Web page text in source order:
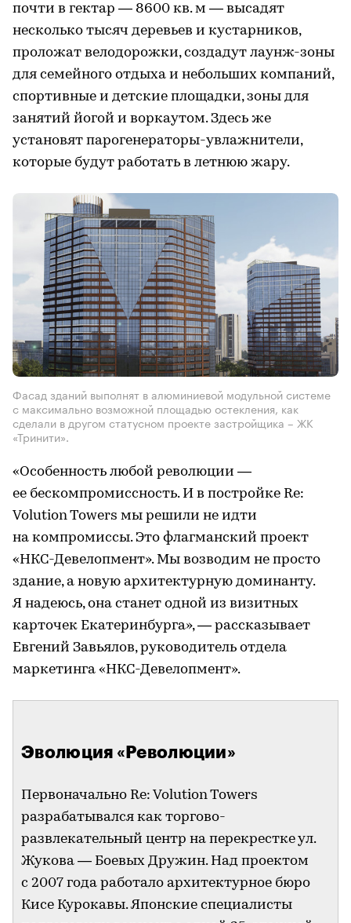
почти в гектар — 8600 кв. м — высадят
несколько тысяч деревьев и кустарников,
проложат велодорожки, создадут лаунж-зоны
для семейного отдыха и небольших компаний,
спортивные и детские площадки, зоны для
занятий йогой и воркаутом. Здесь же
установят парогенераторы-увлажнители,
которые будут работать в летнюю жару.
Фасад зданий выполнят в алюминиевой модульной системе
с максимально возможной площадью остекления, как
сделали в другом статусном проекте застройщика – ЖК
«Тринити».
«Особенность любой революции —
ее бескомпромиссность. И в постройке Re:
Volution Towers мы решили не идти
на компромиссы. Это флагманский проект
«НКС-Девелопмент». Мы возводим не просто
здание, а новую архитектурную доминанту.
Я надеюсь, она станет одной из визитных
карточек Екатеринбурга», — рассказывает
Евгений Завьялов, руководитель отдела
маркетинга «НКС-Девелопмент».
Эволюция «Революции»
Первоначально Re: Volution Towers
разрабатывался как торгово-
развлекательный центр на перекрестке ул.
Жукова — Боевых Дружин. Над проектом
с 2007 года работало архитектурное бюро
Кисе Курокавы. Японские специалисты